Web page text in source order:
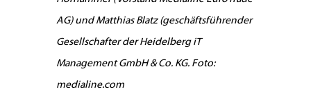
AG) und Matthias Blatz (geschäftsführender
Gesellschafter der Heidelberg iT
Management GmbH & Co. KG. Foto:
medialine.com